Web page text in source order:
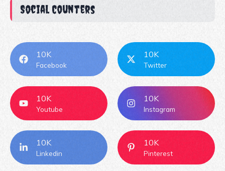
Social Counters
10K
Facebook
10K
Twitter
10K
Youtube
10K
Instagram
10K
Linkedin
10K
Pinterest